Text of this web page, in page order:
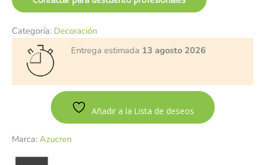
Categoría: Decoración
Entrega estimada 13 agosto 2026
Añadir a la Lista de deseos
Marca: Azucren